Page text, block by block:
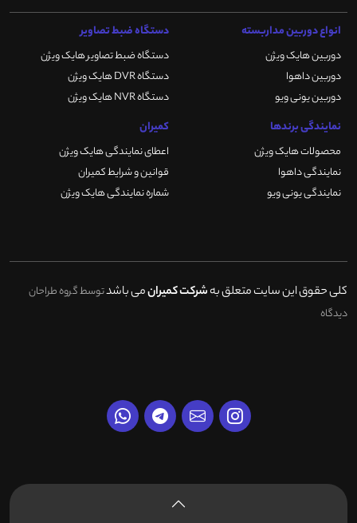
انواع دوربین مداربسته
دوربین هایک ویژن
دوربین داهوا
دوربین یونی ویو
دستگاه ضبط تصاویر
دستگاه ضبط تصاویر هایک ویژن
دستگاه DVR هایک ویژن
دستگاه NVR هایک ویژن
نمایندگی برندها
محصولات هایک ویژن
نمایندگی داهوا
نمایندگی یونی ویو
کمیران
اعطای نمایندگی هایک ویژن
قوانین و شرایط کمیران
شماره نمایندگی هایک ویژن
کلی حقوق این سایت متعلق بهشرکت کمیرانمی باشدتوسط گروه طراحان
دیدگاه